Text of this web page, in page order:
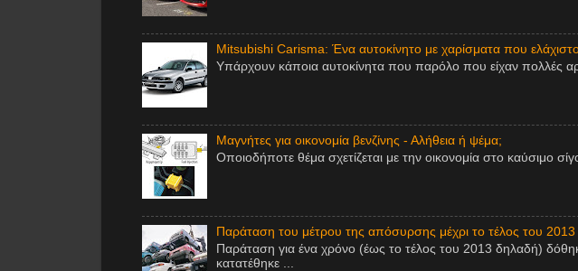
Mitsubishi Carisma: Ένα αυτοκίνητο με χαρίσματα που
Υπάρχουν κάποια αυτοκίνητα που παρόλο που είχαν πολλές
Μαγνήτες για οικονομία βενζίνης - Αλήθεια ή ψέμα;
Οποιοδήποτε θέμα σχετίζεται με την οικονομία στο καύσιμο
Παράταση του μέτρου της απόσυρσης μέχρι το τέλος του 2013
Παράταση για ένα χρόνο (έως το τέλος του 2013 δηλαδή)
κατατέθηκε ...